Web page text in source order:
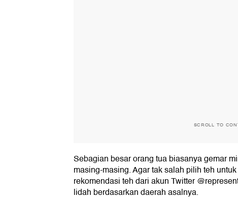
SCROLL TO
Sebagian besar orang tua biasanya gemar
masing-masing. Agar tak salah pilih teh
rekomendasi teh dari akun Twitter
lidah berdasarkan daerah asalnya.